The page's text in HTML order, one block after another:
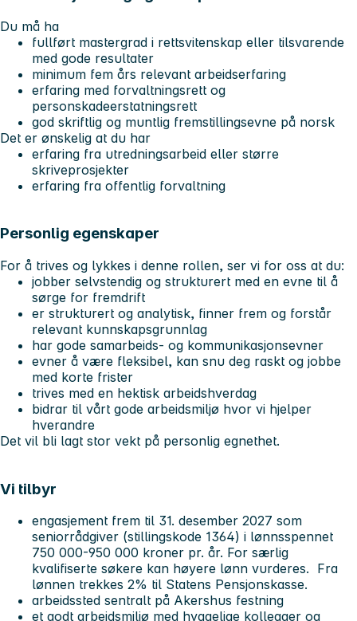
Du må ha
fullført mastergrad i rettsvitenskap eller tilsvarende
med gode resultater
minimum fem års relevant arbeidserfaring
erfaring med forvaltningsrett og
personskadeerstatningsrett
god skriftlig og muntlig fremstillingsevne på norsk
Det er ønskelig at du har
erfaring fra utredningsarbeid eller større
skriveprosjekter
erfaring fra offentlig forvaltning
Personlig egenskaper
For å trives og lykkes i denne rollen, ser vi for oss at du:
jobber selvstendig og strukturert med en evne til å
sørge for fremdrift
er strukturert og analytisk, finner frem og forstår
relevant kunnskapsgrunnlag
har gode samarbeids- og kommunikasjonsevner
evner å være fleksibel, kan snu deg raskt og jobbe
med korte frister
trives med en hektisk arbeidshverdag
bidrar til vårt gode arbeidsmiljø hvor vi hjelper
hverandre
Det vil bli lagt stor vekt på personlig egnethet.
Vi tilbyr
engasjement frem til 31. desember 2027 som
seniorrådgiver (stillingskode 1364) i lønnsspennet
750 000-950 000 kroner pr. år. For særlig
kvalifiserte søkere kan høyere lønn vurderes. Fra
lønnen trekkes 2% til Statens Pensjonskasse.
arbeidssted sentralt på Akershus festning
et godt arbeidsmiljø med hyggelige kollegaer og